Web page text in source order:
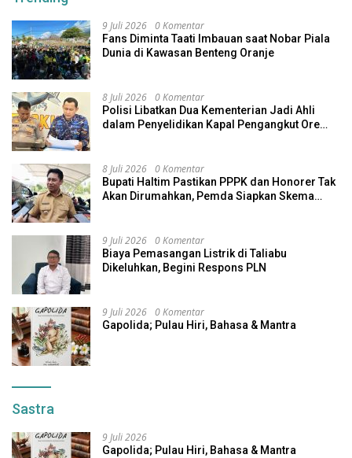
9 Juli 2026 0 Komentar
Fans Diminta Taati Imbauan saat Nobar Piala
Dunia di Kawasan Benteng Oranje
8 Juli 2026 0 Komentar
Polisi Libatkan Dua Kementerian Jadi Ahli
dalam Penyelidikan Kapal Pengangkut Ore
8 Juli 2026 0 Komentar
Bupati Haltim Pastikan PPPK dan Honorer Tak
Akan Dirumahkan, Pemda Siapkan Skema
9 Juli 2026 0 Komentar
Biaya Pemasangan Listrik di Taliabu
Dikeluhkan, Begini Respons PLN
9 Juli 2026 0 Komentar
Gapolida; Pulau Hiri, Bahasa & Mantra
Sastra
9 Juli 2026
Gapolida; Pulau Hiri, Bahasa & Mantra